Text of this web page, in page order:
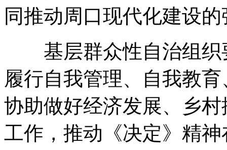
同推动周口现代化建设
基层群众性自治组织
履行自我管理、自我教
协助做好经济发展、乡
工作 ， 推动《决定》精